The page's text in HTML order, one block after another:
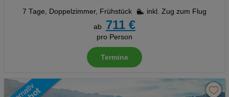
7 Tage, Doppelzimmer, Frühstück
inkl. Zug zum Flug
ab
711 €
pro Person
Termine